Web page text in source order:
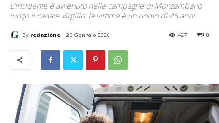
L’incidente è avvenuto nelle campagne di Monzambano
lungo il canale Virgilio: la vittima è un uomo di 46 anni
By redazione 26 Gennaio 2026 0
427